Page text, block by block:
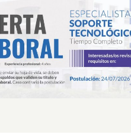
Oferta Laboral Especialista
Soporte Tecnológico